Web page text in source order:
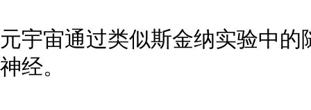
元宇宙通过类似斯金纳实验中
神经。